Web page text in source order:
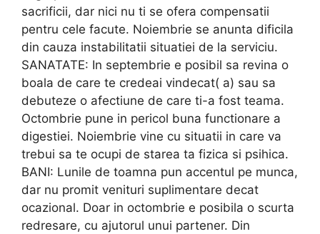
sacrificii, dar nici nu ti se ofera compensatii
pentru cele facute. Noiembrie se anunta dificila
din cauza instabilitatii situatiei de la serviciu.
SANATATE: In septembrie e posibil sa revina o
boala de care te credeai vindecat( a) sau sa
debuteze o afectiune de care ti-a fost teama.
Octombrie pune in pericol buna functionare a
digestiei. Noiembrie vine cu situatii in care va
trebui sa te ocupi de starea ta fizica si psihica.
BANI: Lunile de toamna pun accentul pe munca,
dar nu promit venituri suplimentare decat
ocazional. Doar in octombrie e posibila o scurta
redresare, cu ajutorul unui partener. Din